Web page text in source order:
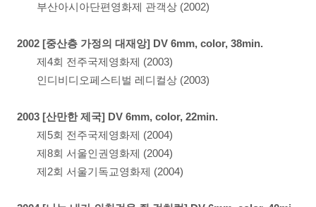
부산아시아단편영화제 관객상 (2002)
2002 [중산층 가정의 대재앙] DV 6mm, color, 38min.
제4회 전주국제영화제 (2003)
인디비디오페스티벌 레디컬상 (2003)
2003 [산만한 제국] DV 6mm, color, 22min.
제5회 전주국제영화제 (2004)
제8회 서울인권영화제 (2004)
제2회 서울기독교영화제 (2004)